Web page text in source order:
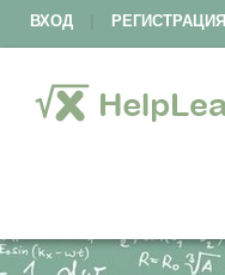
ВХОД РЕГИСТРАЦИЯ